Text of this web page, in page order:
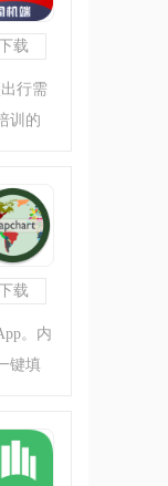
载
行需
训的
载
。内
键填
景，